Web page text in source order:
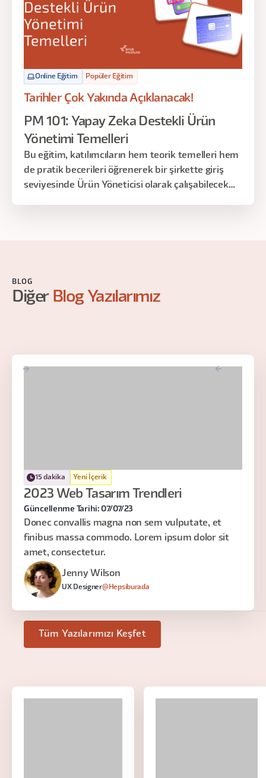
Online Eğitim Popüler Eğitim
Tarihler Çok Yakında Açıklanacak!
PM 101: Yapay Zeka Destekli Ürün
Yönetimi Temelleri
Bu eğitim, katılımcıların hem teorik temelleri hem
de pratik becerileri öğrenerek bir şirkette giriş
seviyesinde Ürün Yöneticisi olarak çalışabilecek
BLOG
Diğer Blog Yazılarımız
15 dakika Yeni İçerik
2023 Web Tasarım Trendleri
Güncellenme Tarihi: 07/07/23
Donec convallis magna non sem vulputate, et
finibus massa commodo. Lorem ipsum dolor sit
amet, consectetur.
Jenny Wilson
UX Designer@Hepsiburada
Tüm Yazılarımızı Keşfet